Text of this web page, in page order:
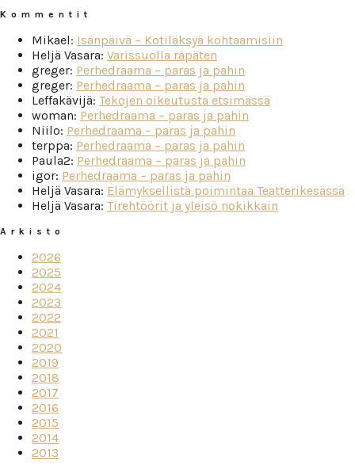
Kommentit
Mikael: Isänpäivä – Kotiläksyä kohtaamisiin
Heljä Vasara: Varissuolla räpäten
greger: Perhedraama – paras ja pahin
greger: Perhedraama – paras ja pahin
Leffakävijä: Tekojen oikeutusta etsimässä
woman: Perhedraama – paras ja pahin
Niilo: Perhedraama – paras ja pahin
terppa: Perhedraama – paras ja pahin
Paula2: Perhedraama – paras ja pahin
igor: Perhedraama – paras ja pahin
Heljä Vasara: Elämyksellistä poimintaa Teatterikesässä
Heljä Vasara: Tirehtöörit ja yleisö nokikkain
Arkisto
2026
2025
2024
2023
2022
2021
2020
2019
2018
2017
2016
2015
2014
2013